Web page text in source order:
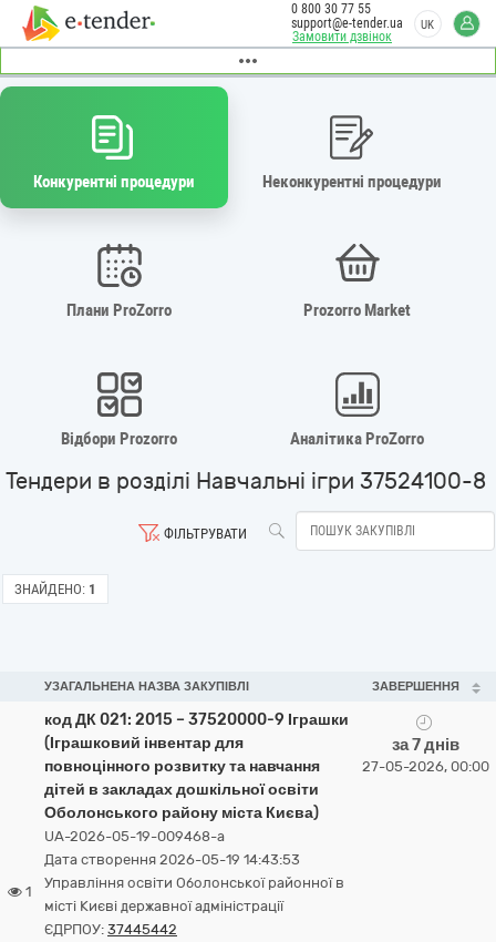
Замовити дзвінок
0 800 30 77 55
support@e-tender.ua
UK
Конкурентні процедури Неконкурентні процедури
Плани ProZorro Prozorro Market
Відбори Prozorro Аналітика ProZorro
Тендери в розділі Навчальні ігри 37524100-8
ФІЛЬТРУВАТИ
ЗНАЙДЕНО: 1
УЗАГАЛЬНЕНА НАЗВА ЗАКУПІВЛІ ЗАВЕРШЕННЯ
1
код ДК 021: 2015 – 37520000-9 Іграшки
(Іграшковий інвентар для
повноцінного розвитку та навчання
дітей в закладах дошкільної освіти
Оболонського району міста Києва)
UA-2026-05-19-009468-a
Дата створення 2026-05-19 14:43:53
Управління освіти Оболонської районної в
місті Києві державної адміністрації
ЄДРПОУ: 37445442
за 7 днів
27-05-2026, 00:00